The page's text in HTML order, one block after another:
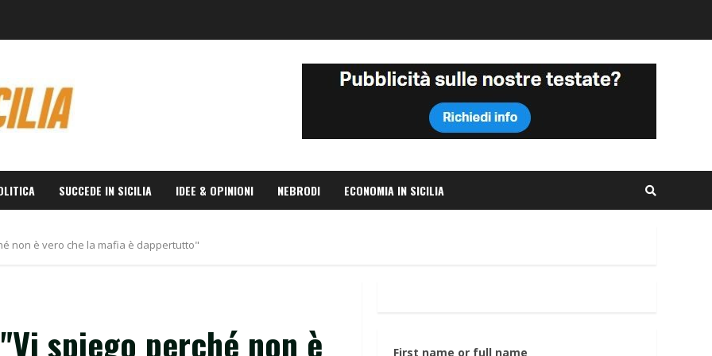
SUCCEDE IN SICILIA IDEE & OPINIONI NEBRODI ECONOMIA IN SICILIA
non è vero che la mafia è dappertutto"
spiego perché non è
First name or full name